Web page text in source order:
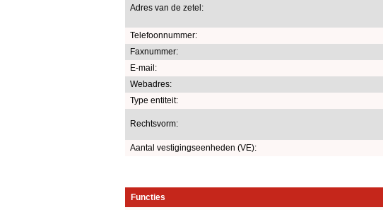
Adres van de zetel:
Telefoonnummer:
Faxnummer:
E-mail:
Webadres:
Type entiteit:
Rechtsvorm:
Aantal vestigingseenheden (VE):
Functies